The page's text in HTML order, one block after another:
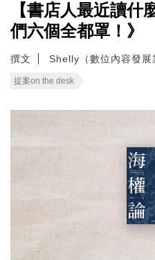
【書店人最近讀什
們六個全都罩！》
撰文 Shelly（數位內容發展
提案on the desk